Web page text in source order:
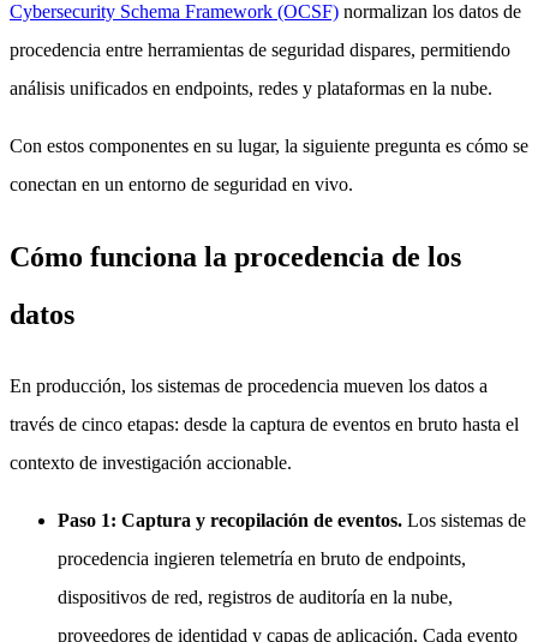
Cybersecurity Schema Framework (OCSF) normalizan los datos de
procedencia entre herramientas de seguridad dispares, permitiendo
análisis unificados en endpoints, redes y plataformas en la nube.
Con estos componentes en su lugar, la siguiente pregunta es cómo se
conectan en un entorno de seguridad en vivo.
Cómo funciona la procedencia de los
datos
En producción, los sistemas de procedencia mueven los datos a
través de cinco etapas: desde la captura de eventos en bruto hasta el
contexto de investigación accionable.
Paso 1: Captura y recopilación de eventos. Los sistemas de
procedencia ingieren telemetría en bruto de endpoints,
dispositivos de red, registros de auditoría en la nube,
proveedores de identidad y capas de aplicación. Cada evento